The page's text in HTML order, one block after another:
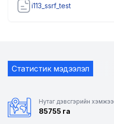
i113_ssrf_test
Статистик мэдээлэл
Нутаг дэвсгэрийн хэмжээ
85755 га